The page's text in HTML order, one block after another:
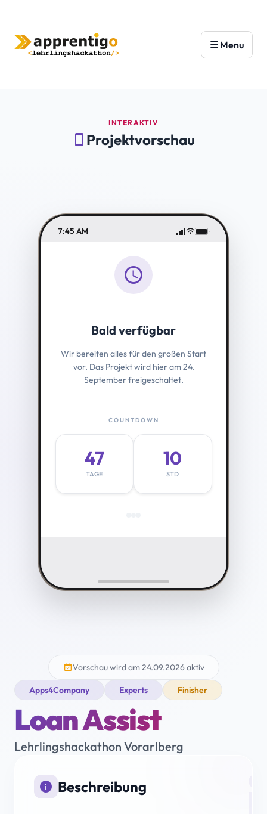
INTERAKTIV
smartphone Projektvorschau
7:45 AM
schedule
Bald verfügbar
Wir bereiten alles für den großen Start
vor. Das Projekt wird hier am 24.
September freigeschaltet.
COUNTDOWN
47
TAGE
10
STD
event_availableVorschau wird am 24.09.2026 aktiv
Apps4Company Experts Finisher
Loan Assist
Lehrlingshackathon Vorarlberg
info Beschreibung